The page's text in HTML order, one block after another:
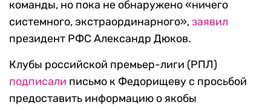
команды, но пока не обнаружено «ничего
системного, экстраординарного»,заявил
президент РФС Александр Дюков.
Клубы российской премьер-лиги (РПЛ)
подписали письмо к Федорищеву с просьбой
предоставить информацию о якобы